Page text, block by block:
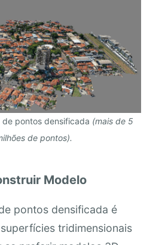
de pontos densificada (mais de 5
de pontos).
Modelo
pontos densificada é
tridimensionais